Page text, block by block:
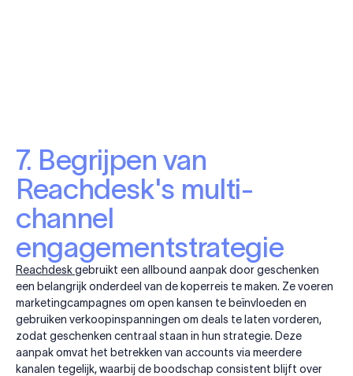
7. Begrijpen van
Reachdesk's multi-
channel
engagementstrategie
Reachdeskgebruikt een allbound aanpak door geschenken
een belangrijk onderdeel van de koperreis te maken. Ze voeren
marketingcampagnes om open kansen te beïnvloeden en
gebruiken verkoopinspanningen om deals te laten vorderen,
zodat geschenken centraal staan in hun strategie. Deze
aanpak omvat het betrekken van accounts via meerdere
kanalen tegelijk, waarbij de boodschap consistent blijft over